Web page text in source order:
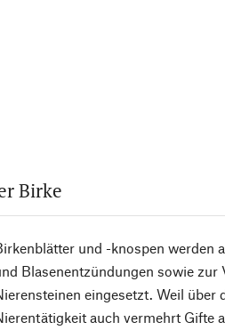
Birke
und -knospen werden
Blasenentzündungen sowie zur
eingesetzt. Weil über
auch vermehrt Gifte